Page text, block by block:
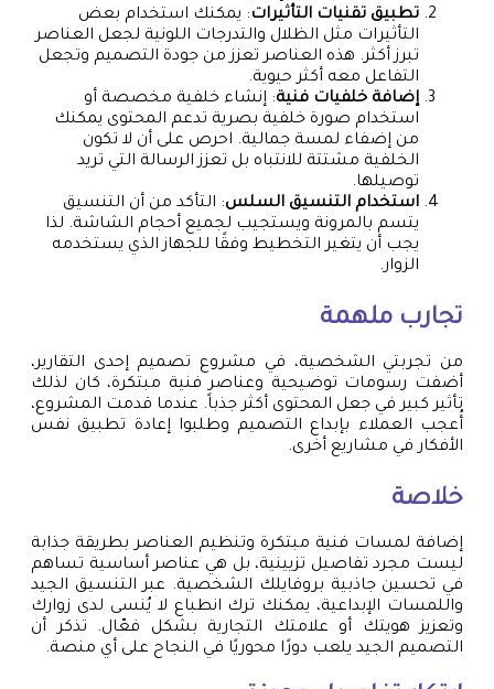
تطبيق تقنيات التأثيرات: يمكنك استخدام بعض
التأثيرات مثل الظلال والتدرجات اللونية لجعل العناصر
تبرز أكثر. هذه العناصر تعزز من جودة التصميم وتجعل
التفاعل معه أكثر حيوية.
إضافة خلفيات فنية: إنشاء خلفية مخصصة أو
استخدام صورة خلفية بصرية تدعم المحتوى يمكنك
من إضفاء لمسة جمالية. احرص على أن لا تكون
الخلفية مشتتة للانتباه بل تعزز الرسالة التي تريد
توصيلها.
استخدام التنسيق السلس: التأكد من أن التنسيق
يتسم بالمرونة ويستجيب لجميع أحجام الشاشة. لذا
يجب أن يتغير التخطيط وفقًا للجهاز الذي يستخدمه
الزوار.
تجارب ملهمة
من تجربتي الشخصية، في مشروع تصميم إحدى التقارير،
أضفت رسومات توضيحية وعناصر فنية مبتكرة، كان لذلك
تأثير كبير في جعل المحتوى أكثر جذباً. عندما قدمت المشروع،
أُعجب العملاء بإبداع التصميم وطلبوا إعادة تطبيق نفس
الأفكار في مشاريع أخرى.
خلاصة
إضافة لمسات فنية مبتكرة وتنظيم العناصر بطريقة جذابة
ليست مجرد تفاصيل تزيينية، بل هي عناصر أساسية تساهم
في تحسين جاذبية بروفايلك الشخصية. عبر التنسيق الجيد
واللمسات الإبداعية، يمكنك ترك انطباع لا يُنسى لدى زوارك
وتعزيز هويتك أو علامتك التجارية بشكل فعّال. تذكر أن
التصميم الجيد يلعب دورًا محوريًا في النجاح على أي منصة.